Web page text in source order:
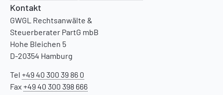
Kontakt
GWGL Rechtsanwälte &
Steuerberater PartG mbB
Hohe Bleichen 5
D-20354 Hamburg
Tel +49 40 300 39 86 0
Fax +49 40 300 398 666